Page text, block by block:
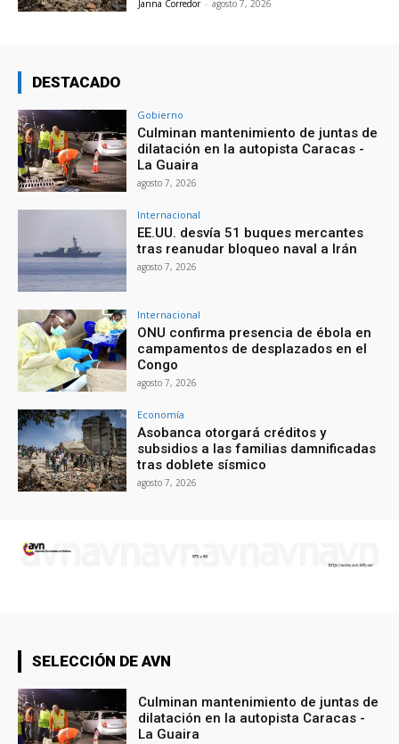
Janna Corredor - agosto 7, 2026
DESTACADO
Gobierno
Culminan mantenimiento de juntas de
dilatación en la autopista Caracas -
La Guaira
agosto 7, 2026
Internacional
EE.UU. desvía 51 buques mercantes
tras reanudar bloqueo naval a Irán
agosto 7, 2026
Internacional
ONU confirma presencia de ébola en
campamentos de desplazados en el
Congo
agosto 7, 2026
Economía
Asobanca otorgará créditos y
subsidios a las familias damnificadas
tras doblete sísmico
agosto 7, 2026
SELECCIÓN DE AVN
Culminan mantenimiento de juntas de
dilatación en la autopista Caracas -
La Guaira